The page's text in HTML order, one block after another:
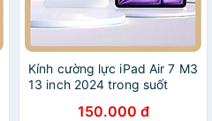
Kính cường lực iPad Air 7 M3
13 inch 2024 trong suốt
150.000 đ